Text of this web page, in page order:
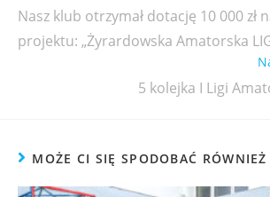
Nasz klub otrzymał dotację 10 000 zł
projektu: „Żyrardowska Amatorska
5 kolejka I Ligi
MOŻE CI SIĘ SPODOBAĆ RÓWNIEŻ